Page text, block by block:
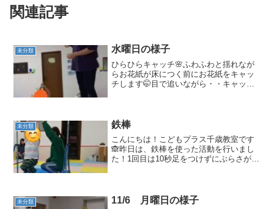
関連記事
未分類 水曜日の様子
ひらひらキャッチ🌸ふわふわと揺れなが
らお花紙が床につく前にお花紙をキャッ
チします🤭目で追いながら・・キャッ
積み重ねって大事ですね～～...
未分類 鉄棒
こんにちは！こどもプラス千歳教室です
🙈昨日は、鉄棒を使った活動を行いまし
た！1回目は10秒足をつけずにぶらさが
た後、「いたい～」と手...
未分類 11/6 月曜日の様子